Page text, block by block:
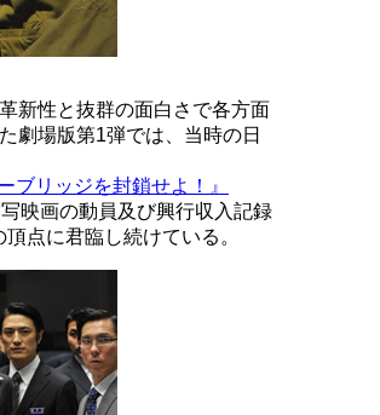
新性と抜群の面白さで各方面
劇場版第1弾では、当時の日
ブリッジを封鎖せよ！』
映画の動員及び興行収入記録
点に君臨し続けている。